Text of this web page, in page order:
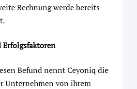
Rechnung werde bereits
Erfolgsfaktoren
Befund nennt Ceyoniq die
Unternehmen von ihrem